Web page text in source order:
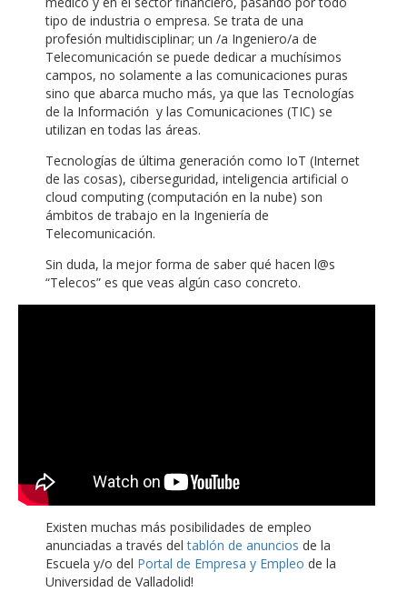
tipo de industria o empresa. Se trata de una
profesión multidisciplinar; un /a Ingeniero/a de
Telecomunicación se puede dedicar a muchísimos
campos, no solamente a las comunicaciones puras
sino que abarca mucho más, ya que las Tecnologías
de la Información y las Comunicaciones (TIC) se
utilizan en todas las áreas.
Tecnologías de última generación como IoT (Internet
de las cosas), ciberseguridad, inteligencia artificial o
cloud computing (computación en la nube) son
ámbitos de trabajo en la Ingeniería de
Telecomunicación.
Sin duda, la mejor forma de saber qué hacen l@s
“Telecos” es que veas algún caso concreto.
Existen muchas más posibilidades de empleo
anunciadas a través deltablón de anuncios de la
Escuela y/o del Portal de Empresa y Empleo de la
Universidad de Valladolid!